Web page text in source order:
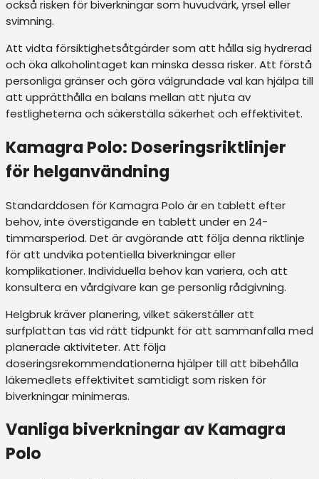
också risken för biverkningar som huvudvärk, yrsel eller
svimning.
Att vidta försiktighetsåtgärder som att hålla sig hydrerad
och öka alkoholintaget kan minska dessa risker. Att förstå
personliga gränser och göra välgrundade val kan hjälpa till
att upprätthålla en balans mellan att njuta av
festligheterna och säkerställa säkerhet och effektivitet.
Kamagra Polo: Doseringsriktlinjer
för helganvändning
Standarddosen för Kamagra Polo är en tablett efter
behov, inte överstigande en tablett under en 24-
timmarsperiod. Det är avgörande att följa denna riktlinje
för att undvika potentiella biverkningar eller
komplikationer. Individuella behov kan variera, och att
konsultera en vårdgivare kan ge personlig rådgivning.
Helgbruk kräver planering, vilket säkerställer att
surfplattan tas vid rätt tidpunkt för att sammanfalla med
planerade aktiviteter. Att följa
doseringsrekommendationerna hjälper till att bibehålla
läkemedlets effektivitet samtidigt som risken för
biverkningar minimeras.
Vanliga biverkningar av Kamagra
Polo